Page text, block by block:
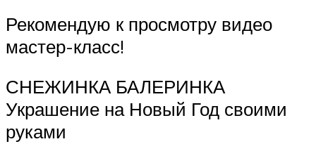
Рекомендую к просмотру видео
мастер-класс!
СНЕЖИНКА БАЛЕРИНКА
Украшение на Новый Год своими
руками